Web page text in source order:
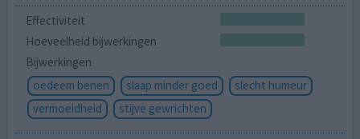
Effectiviteit
Hoeveelheid bijwerkingen
Bijwerkingen
oedeem benen
slaap minder goed
slecht humeur
vermoeidheid
stijve gewrichten